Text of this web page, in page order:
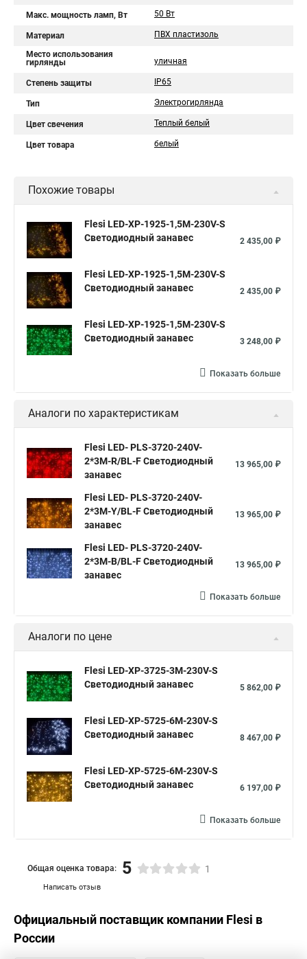
Макс. мощность ламп, Вт 50 Вт
Материал ПВХ пластизоль
Место использования
гирлянды
уличная
Степень защиты IP65
Тип Электрогирлянда
Цвет свечения Теплый белый
Цвет товара белый
Похожие товары
Flesi LED-XP-1925-1,5M-230V-S
Светодиодный занавес
2 435,00 ₽
Flesi LED-XP-1925-1,5M-230V-S
Светодиодный занавес
2 435,00 ₽
Flesi LED-XP-1925-1,5M-230V-S
Светодиодный занавес
3 248,00 ₽
Показать больше
Аналоги по характеристикам
Flesi LED- PLS-3720-240V-
2*3М-R/BL-F Светодиодный
занавес
13 965,00 ₽
Flesi LED- PLS-3720-240V-
2*3М-Y/BL-F Светодиодный
занавес
13 965,00 ₽
Flesi LED- PLS-3720-240V-
2*3М-B/BL-F Светодиодный
занавес
13 965,00 ₽
Показать больше
Аналоги по цене
Flesi LED-XP-3725-3M-230V-S
Светодиодный занавес
5 862,00 ₽
Flesi LED-XP-5725-6M-230V-S
Светодиодный занавес
8 467,00 ₽
Flesi LED-XP-5725-6M-230V-S
Светодиодный занавес
6 197,00 ₽
Показать больше
Написать отзыв
Общая оценка товара: 5 1
Официальный поставщик компании Flesi в
России